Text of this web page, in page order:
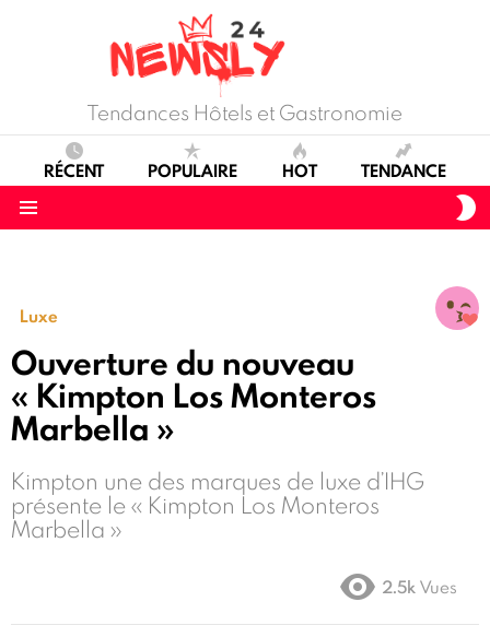
Tendances Hôtels et Gastronomie
RÉCENT POPULAIRE HOT TENDANCE
Luxe
Ouverture du nouveau
« Kimpton Los Monteros
Marbella »
Kimpton une des marques de luxe d’IHG
présente le « Kimpton Los Monteros
Marbella »
2.5k Vues